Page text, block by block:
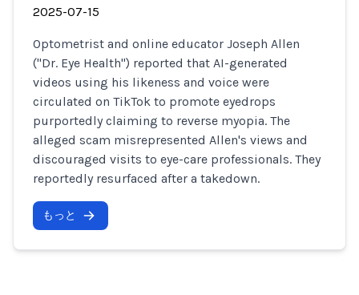
2025-07-15
Optometrist and online educator Joseph Allen
("Dr. Eye Health") reported that AI-generated
videos using his likeness and voice were
circulated on TikTok to promote eyedrops
purportedly claiming to reverse myopia. The
alleged scam misrepresented Allen's views and
discouraged visits to eye-care professionals. They
reportedly resurfaced after a takedown.
もっと